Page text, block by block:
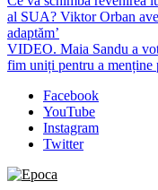
al SUA? Viktor Orban
adaptăm’
VIDEO. Maia Sandu a
fim uniți pentru a menține
Facebook
YouTube
Instagram
Twitter